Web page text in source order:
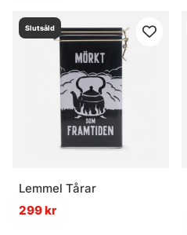
Slutsåld
Lemmel Tårar
299 kr